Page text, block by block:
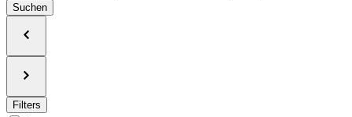
Suchen
Filters